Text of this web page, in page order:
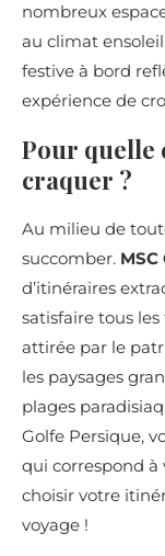
nombreux
au climat
festive à bord
expérience de
Pour quelle
craquer ?
Au milieu de
succomber.
d’itinéraires
satisfaire tous les
attirée par le
les paysages
plages
Golfe Persique,
qui correspond à
choisir votre
voyage !